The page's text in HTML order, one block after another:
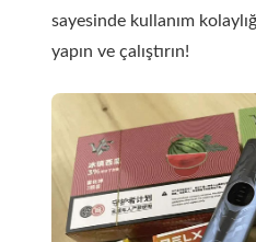
sayesinde kullanım
yapın ve çalıştırın!